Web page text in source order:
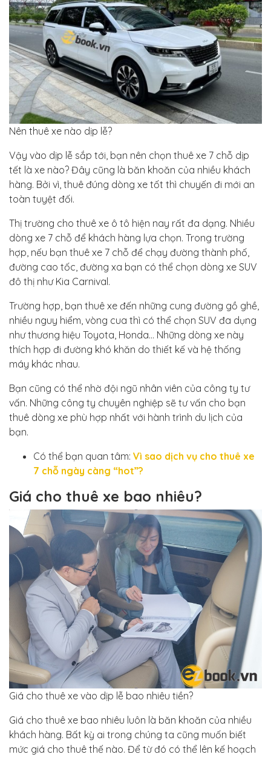
Nên thuê xe nào dịp lễ?
Vậy vào dịp lễ sắp tới, bạn nên chọn thuê xe 7 chỗ dịp
tết là xe nào? Đây cũng là băn khoăn của nhiều khách
hàng. Bởi vì, thuê đúng dòng xe tốt thì chuyến đi mới an
toàn tuyệt đối.
Thị trường cho thuê xe ô tô hiện nay rất đa dạng. Nhiều
dòng xe 7 chỗ để khách hàng lựa chọn. Trong trường
hợp, nếu bạn thuê xe 7 chỗ để chạy đường thành phố,
đường cao tốc, đường xa bạn có thể chọn dòng xe SUV
đô thị như Kia Carnival.
Trường hợp, bạn thuê xe đến những cung đường gồ ghề,
nhiều nguy hiểm, vòng cua thì có thể chọn SUV đa dụng
như thương hiệu Toyota, Honda… Những dòng xe này
thích hợp đi đường khó khăn do thiết kế và hệ thống
máy khác nhau.
Bạn cũng có thể nhờ đội ngũ nhân viên của công ty tư
vấn. Những công ty chuyên nghiệp sẽ tư vấn cho bạn
thuê dòng xe phù hợp nhất với hành trình du lịch của
bạn.
Có thể bạn quan tâm: Vì sao dịch vụ cho thuê xe
7 chỗ ngày càng “hot”?
Giá cho thuê xe bao nhiêu?
Giá cho thuê xe vào dịp lễ bao nhiêu tiền?
Giá cho thuê xe bao nhiêu luôn là băn khoăn của nhiều
khách hàng. Bất kỳ ai trong chúng ta cũng muốn biết
mức giá cho thuê thế nào. Để từ đó có thể lên kế hoạch